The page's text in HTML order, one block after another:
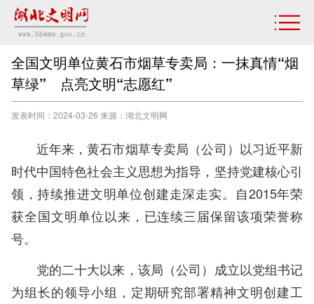
全国文明单位黄石市烟草专卖局：一抹真情“烟
草绿” 点亮文明“志愿红”
发表时间：2024-03-26 来源：湖北文明网
近年来，黄石市烟草专卖局（公司）以习近平新
时代中国特色社会主义思想为指导，坚持党建核心引
领，持续推进文明单位创建走深走实。自2015年荣
获全国文明单位以来，已连续三届保留该项荣誉称
号。
党的二十大以来，该局（公司）成立以党组书记
为组长的领导小组，定期研究部署精神文明创建工